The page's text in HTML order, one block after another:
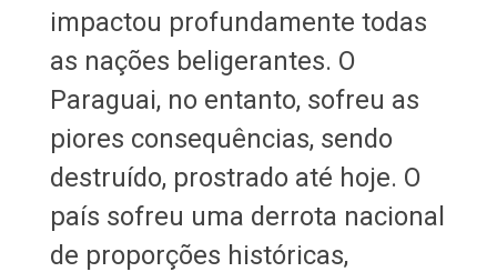
impactou profundamente todas
as nações beligerantes. O
Paraguai, no entanto, sofreu as
piores consequências, sendo
destruído, prostrado até hoje. O
país sofreu uma derrota nacional
de proporções históricas,